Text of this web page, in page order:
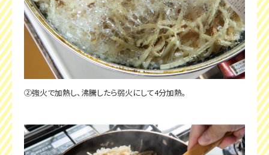
②強火で加熱し、沸騰したら弱火にして4分加熱。